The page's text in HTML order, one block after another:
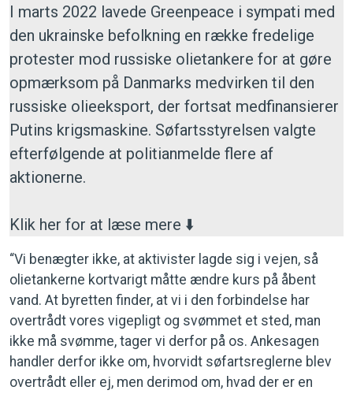
I marts 2022 lavede Greenpeace i sympati med
den ukrainske befolkning en række fredelige
protester mod russiske olietankere for at gøre
opmærksom på Danmarks medvirken til den
russiske olieeksport, der fortsat medfinansierer
Putins krigsmaskine. Søfartsstyrelsen valgte
efterfølgende at politianmelde flere af
aktionerne.
Klik her for at læse mere ⬇️
“Vi benægter ikke, at aktivister lagde sig i vejen, så
olietankerne kortvarigt måtte ændre kurs på åbent
vand. At byretten finder, at vi i den forbindelse har
overtrådt vores vigepligt og svømmet et sted, man
ikke må svømme, tager vi derfor på os. Ankesagen
handler derfor ikke om, hvorvidt søfartsreglerne blev
overtrådt eller ej, men derimod om, hvad der er en